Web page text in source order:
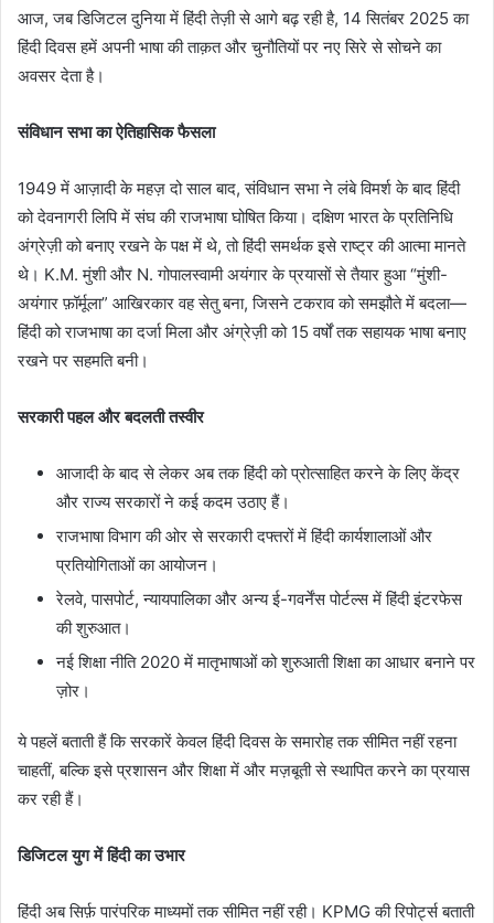
आज, जब डिजिटल दुनिया में हिंदी तेज़ी से आगे बढ़ रही है, 14 सितंबर 2025 का
हिंदी दिवस हमें अपनी भाषा की ताक़त और चुनौतियों पर नए सिरे से सोचने का
अवसर देता है।
संविधान सभा का ऐतिहासिक फैसला
1949 में आज़ादी के महज़ दो साल बाद, संविधान सभा ने लंबे विमर्श के बाद हिंदी
को देवनागरी लिपि में संघ की राजभाषा घोषित किया। दक्षिण भारत के प्रतिनिधि
अंग्रेज़ी को बनाए रखने के पक्ष में थे, तो हिंदी समर्थक इसे राष्ट्र की आत्मा मानते
थे। K.M. मुंशी और N. गोपालस्वामी अयंगार के प्रयासों से तैयार हुआ “मुंशी-
अयंगार फ़ॉर्मूला” आखिरकार वह सेतु बना, जिसने टकराव को समझौते में बदला—
हिंदी को राजभाषा का दर्जा मिला और अंग्रेज़ी को 15 वर्षों तक सहायक भाषा बनाए
रखने पर सहमति बनी।
सरकारी पहल और बदलती तस्वीर
आजादी के बाद से लेकर अब तक हिंदी को प्रोत्साहित करने के लिए केंद्र
और राज्य सरकारों ने कई कदम उठाए हैं।
राजभाषा विभाग की ओर से सरकारी दफ्तरों में हिंदी कार्यशालाओं और
प्रतियोगिताओं का आयोजन।
रेलवे, पासपोर्ट, न्यायपालिका और अन्य ई-गवर्नेंस पोर्टल्स में हिंदी इंटरफेस
की शुरुआत।
नई शिक्षा नीति 2020 में मातृभाषाओं को शुरुआती शिक्षा का आधार बनाने पर
ज़ोर।
ये पहलें बताती हैं कि सरकारें केवल हिंदी दिवस के समारोह तक सीमित नहीं रहना
चाहतीं, बल्कि इसे प्रशासन और शिक्षा में और मज़बूती से स्थापित करने का प्रयास
कर रही हैं।
डिजिटल युग में हिंदी का उभार
हिंदी अब सिर्फ़ पारंपरिक माध्यमों तक सीमित नहीं रही। KPMG की रिपोर्ट्स बताती